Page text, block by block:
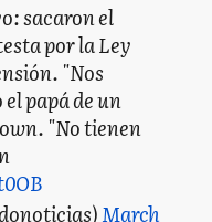
sacaron el
por la Ley
"Nos
papá de un
"No tienen
March